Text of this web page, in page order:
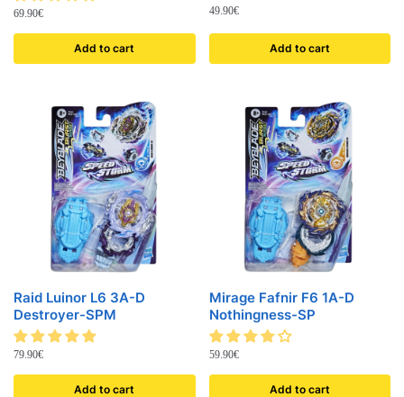
69.90€
Add to cart
49.90€
Add to cart
Raid Luinor L6 3A-D
Destroyer-SPM
79.90€
Add to cart
Mirage Fafnir F6 1A-D
Nothingness-SP
59.90€
Add to cart